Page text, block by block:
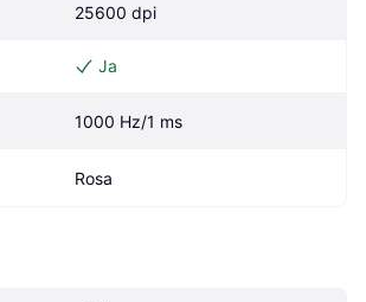
25600 dpi
Ja
1000 Hz/1 ms
Rosa